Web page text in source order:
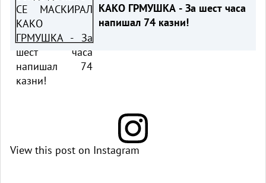
КАКО ГРМУШКА - За шест часа
напишал 74 казни!
View this post on Instagram